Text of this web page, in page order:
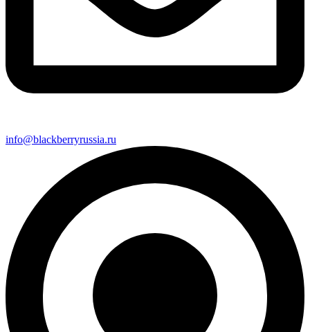
info@blackberryrussia.ru